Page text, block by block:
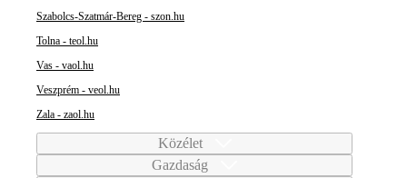
Szabolcs-Szatmár-Bereg - szon.hu
Tolna - teol.hu
Vas - vaol.hu
Veszprém - veol.hu
Zala - zaol.hu
Közélet
Gazdaság